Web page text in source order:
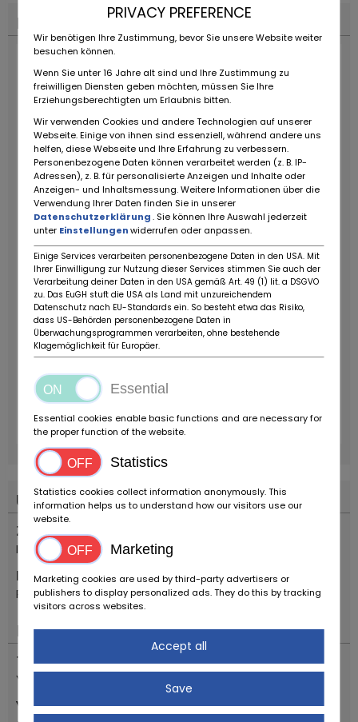
Financování kalkulačka
Umístění
Země
Itálie
Místo
Reggio Emilia
Důležité
Typ vozidla
Youngtimer
Výrobce
PRIVACY PREFERENCE
Wir benötigen Ihre Zustimmung, bevor Sie unsere Website weiter
besuchen können.
Wenn Sie unter 16 Jahre alt sind und Ihre Zustimmung zu
freiwilligen Diensten geben möchten, müssen Sie Ihre
Erziehungsberechtigten um Erlaubnis bitten.
Wir verwenden Cookies und andere Technologien auf unserer
Webseite. Einige von ihnen sind essenziell, während andere uns
helfen, diese Webseite und Ihre Erfahrung zu verbessern.
Personenbezogene Daten können verarbeitet werden (z. B. IP-
Adressen), z. B. für personalisierte Anzeigen und Inhalte oder
Anzeigen- und Inhaltsmessung. Weitere Informationen über die
Verwendung Ihrer Daten finden Sie in unserer
Datenschutzerklärung. Sie können Ihre Auswahl jederzeit
unter Einstellungenwiderrufen oder anpassen.
Einige Services verarbeiten personenbezogene Daten in den USA. Mit
Ihrer Einwilligung zur Nutzung dieser Services stimmen Sie auch der
Verarbeitung deiner Daten in den USA gemäß Art. 49 (1) lit. a DSGVO
zu. Das EuGH stuft die USA als Land mit unzureichendem
Datenschutz nach EU-Standards ein. So besteht etwa das Risiko,
dass US-Behörden personenbezogene Daten in
Überwachungsprogrammen verarbeiten, ohne bestehende
Klagemöglichkeit für Europäer.
Essential
Essential cookies enable basic functions and are necessary for
the proper function of the website.
Statistics
Statistics cookies collect information anonymously. This
information helps us to understand how our visitors use our
website.
Marketing
Marketing cookies are used by third-party advertisers or
publishers to display personalized ads. They do this by tracking
visitors across websites.
Accept all
Save